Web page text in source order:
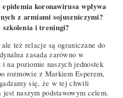
koronawirusa wpływa
z armiami sojuszniczymi?
szkolenia i treningi?
też relacje są ograniczane do
zasada zarówno w
na poziomie naszych jednostek
rozmowie z Markiem Esperem,
się, że w tej chwili
naszym podstawowym celem.